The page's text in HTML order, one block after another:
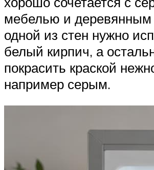
мебелью и
одной из стен нужно
белый кирпич, а
покрасить краской
например серым.